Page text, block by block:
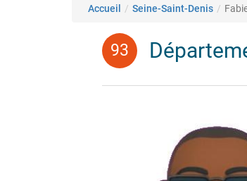
Fil d'Ariane
Accueil Seine-Saint-Denis